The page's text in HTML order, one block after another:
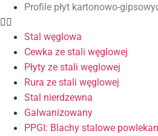
Profile płyt kartonowo-
Stal węglowa
Cewka ze stali węglowej
Płyty ze stali węglowej
Rura ze stali węglowej
Stal nierdzewna
Galwanizowany
PPGI: Blachy stalowe